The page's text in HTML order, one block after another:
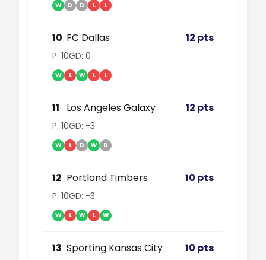
W D D L L
10 FC Dallas 12 pts
P: 10GD: 0
W L W L L
11 Los Angeles Galaxy 12 pts
P: 10GD: -3
W L D W D
12 Portland Timbers 10 pts
P: 10GD: -3
W L W L W
13 Sporting Kansas City 10 pts